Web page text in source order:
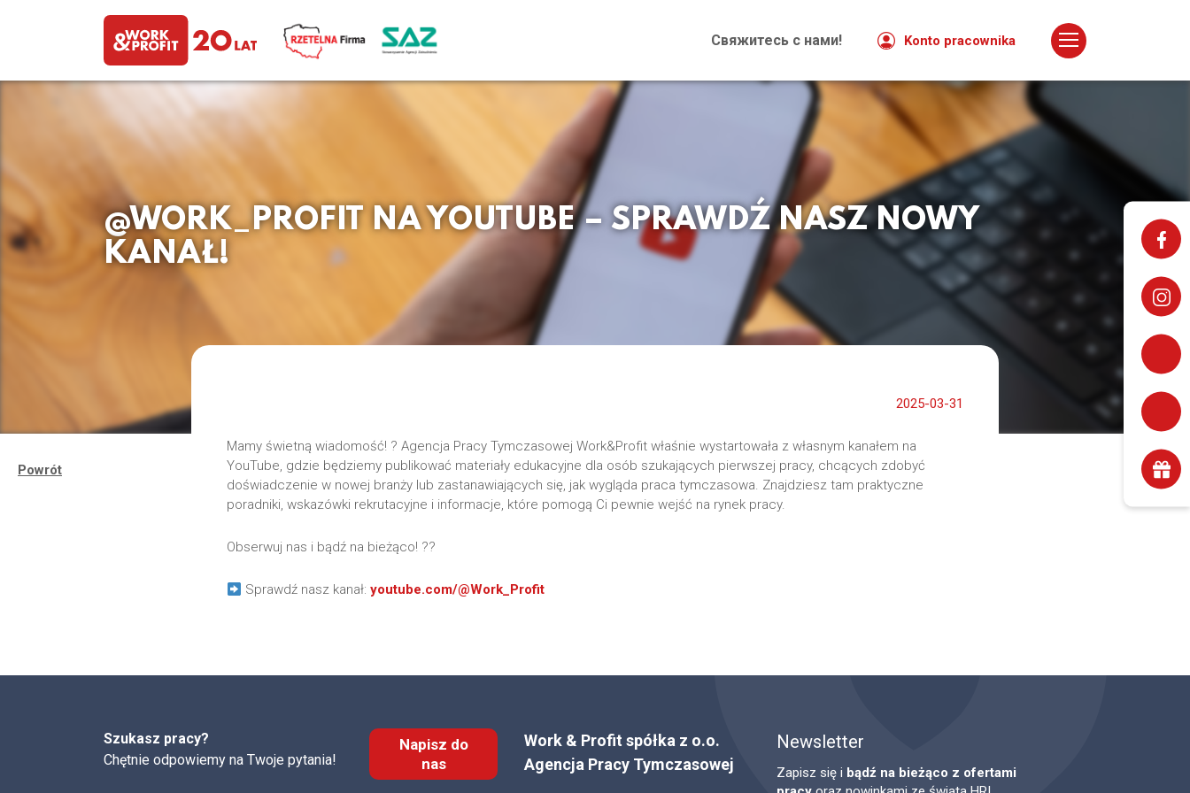
Свяжитесь с нами! Konto pracownika
Klauzula Informacyjna
@WORK_PROFIT NA YOUTUBE – SPRAWDŹ NASZ NOWY
KANAŁ!
Powrót
2025-03-31
Mamy świetną wiadomość! ? Agencja Pracy Tymczasowej Work&Profit właśnie wystartowała z własnym kanałem na
YouTube, gdzie będziemy publikować materiały edukacyjne dla osób szukających pierwszej pracy, chcących zdobyć
doświadczenie w nowej branży lub zastanawiających się, jak wygląda praca tymczasowa. Znajdziesz tam praktyczne
poradniki, wskazówki rekrutacyjne i informacje, które pomogą Ci pewnie wejść na rynek pracy.
Obserwuj nas i bądź na bieżąco! ??
Sprawdź nasz kanał: youtube.com/@Work_Profit
Szukasz pracy?
Chętnie odpowiemy na Twoje pytania!
Napisz do
nas
Work & Profit spółka z o.o.
Agencja Pracy Tymczasowej
Newsletter
Zapisz się i bądź na bieżąco z ofertami